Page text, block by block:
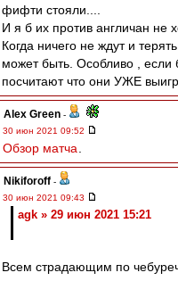
фифти стояли....
И я б их против англичан не
Когда ничего не ждут и
может быть. Особливо , если
посчитают что они УЖЕ
Alex Green -
30 июн 2021 09:52
Обзор матча
Nikiforoff -
30 июн 2021 09:43
agk » 29 июн 2021 15:21
Всем страдающим по